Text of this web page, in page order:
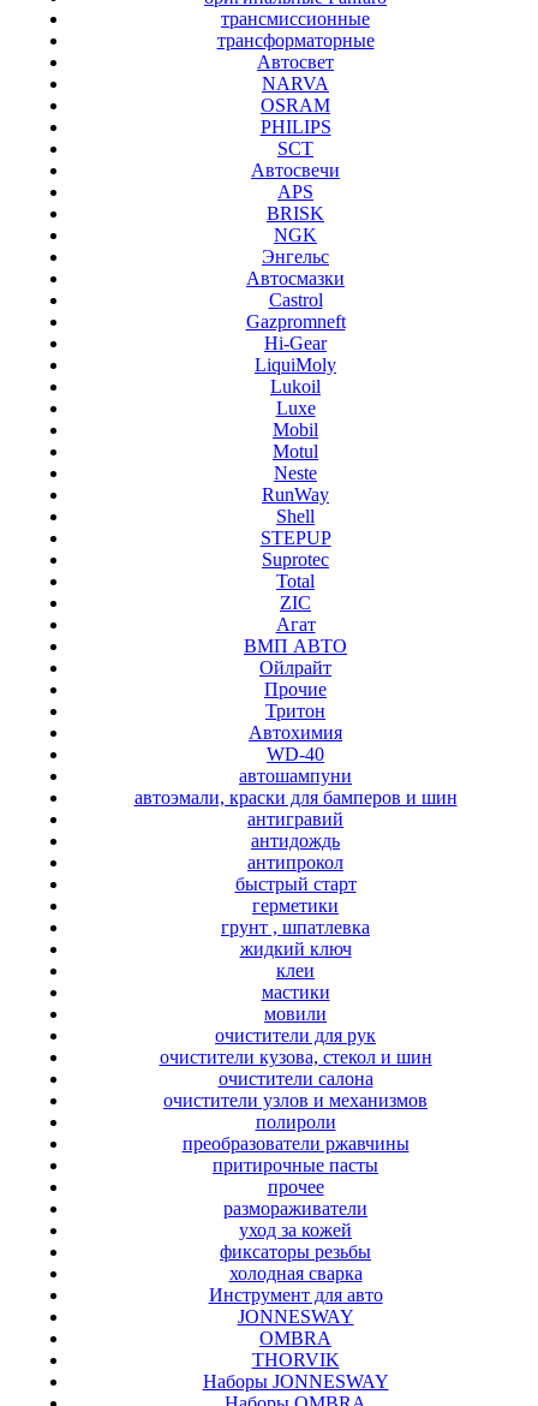
трансмиссионные
трансформаторные
Автосвет
NARVA
OSRAM
PHILIPS
SCT
Автосвечи
APS
BRISK
NGK
Энгельс
Автосмазки
Castrol
Gazpromneft
Hi-Gear
LiquiMoly
Lukoil
Luxe
Mobil
Motul
Neste
RunWay
Shell
STEPUP
Suprotec
Total
ZIC
Агат
ВМП АВТО
Ойлрайт
Прочие
Тритон
Автохимия
WD-40
автошампуни
автоэмали, краски для бамперов и шин
антигравий
антидождь
антипрокол
быстрый старт
герметики
грунт , шпатлевка
жидкий ключ
клеи
мастики
мовили
очистители для рук
очистители кузова, стекол и шин
очистители салона
очистители узлов и механизмов
полироли
преобразователи ржавчины
притирочные пасты
прочее
размораживатели
уход за кожей
фиксаторы резьбы
холодная сварка
Инструмент для авто
JONNESWAY
OMBRA
THORVIK
Наборы JONNESWAY